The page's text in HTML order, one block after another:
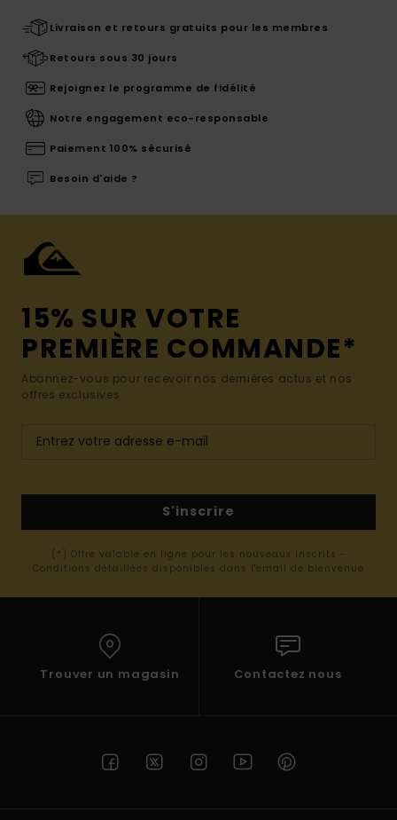
Livraison et retours gratuits pour les membres
Retours sous 30 jours
Rejoignez le programme de fidélité
Notre engagement eco-responsable
Paiement 100% sécurisé
Besoin d'aide ?
15% SUR VOTRE
PREMIÈRE COMMANDE*
Abonnez-vous pour recevoir nos dernières actus et nos
offres exclusives.
S'inscrire
(*) Offre valable en ligne pour les nouveaux inscrits -
Conditions détaillées disponibles dans l'email de bienvenue
Trouver un magasin Contactez nous